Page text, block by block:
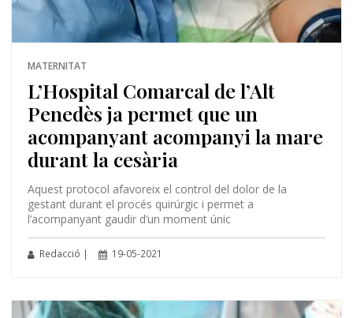
MATERNITAT
L’Hospital Comarcal de l’Alt
Penedès ja permet que un
acompanyant acompanyi la mare
durant la cesària
Aquest protocol afavoreix el control del dolor de la
gestant durant el procés quirúrgic i permet a
l’acompanyant gaudir d’un moment únic
Redacció | 19-05-2021